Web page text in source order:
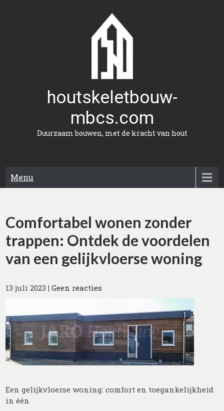
houtskeletbouw-
mbcs.com
Duurzaam bouwen, met de kracht van hout
Menu
Comfortabel wonen zonder
trappen: Ontdek de voordelen
van een gelijkvloerse woning
13 juli 2023 |Geen reacties
Een gelijkvloerse woning: comfort en toegankelijkheid
in één